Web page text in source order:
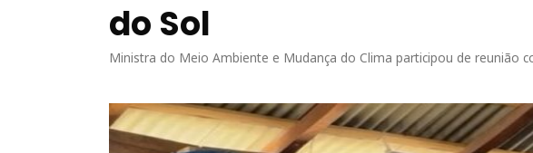
do Sol
Ministra do Meio Ambiente e Mudança do Clima participou de reunião